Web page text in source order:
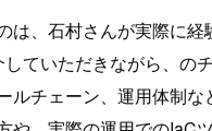
は、石村さんが実際に経
ていただきながら、の
ルチェーン、運用体制な